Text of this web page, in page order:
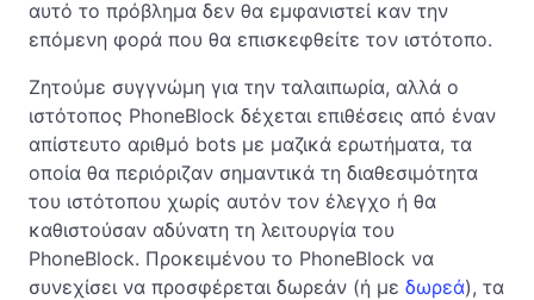
αυτό το πρόβλημα δεν θα εμφανιστεί καν την
επόμενη φορά που θα επισκεφθείτε τον ιστότοπο.
Ζητούμε συγγνώμη για την ταλαιπωρία, αλλά ο
ιστότοπος PhoneBlock δέχεται επιθέσεις από έναν
απίστευτο αριθμό bots με μαζικά ερωτήματα, τα
οποία θα περιόριζαν σημαντικά τη διαθεσιμότητα
του ιστότοπου χωρίς αυτόν τον έλεγχο ή θα
καθιστούσαν αδύνατη τη λειτουργία του
PhoneBlock. Προκειμένου το PhoneBlock να
συνεχίσει να προσφέρεται δωρεάν (ή με δωρεά), τα